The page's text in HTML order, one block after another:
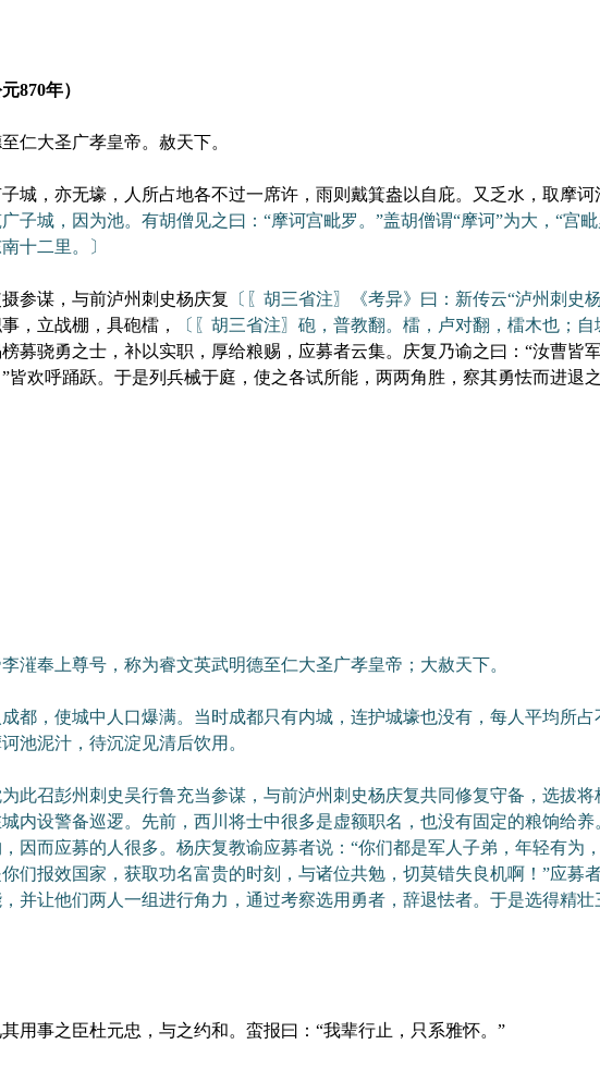
870年）
大圣广孝皇帝。赦天下。
，亦无壕，人所占地各不过一席许，雨则戴箕盎以自庇。又乏水，取摩诃
子城，因为池。有胡僧见之曰：“摩诃宫毗罗。”盖胡僧谓“摩诃”为大，“宫
十二里。〕
参谋，与前泸州刺史杨庆复
〔〖胡三省注〗《考异》曰：新传云“泸州刺史
，立战棚，具砲檑， 〔〖胡三省注〗砲，普教翻。檑，卢对翻，檑木也；自
募骁勇之士，补以实职，厚给粮赐，应募者云集。庆复乃谕之曰：“汝曹皆
欢呼踊跃。于是列兵械于庭，使之各试所能，两两角胜，察其勇怯而进退
奉上尊号，称为睿文英武明德至仁大圣广孝皇帝；大赦天下。
，使城中人口爆满。当时成都只有内城，连护城壕也没有，每人平均所占
池泥汁，待沉淀见清后饮用。
召彭州刺史吴行鲁充当参谋，与前泸州刺史杨庆复共同修复守备，选拔将
内设警备巡逻。先前，西川将士中很多是虚额职名，也没有固定的粮饷给
因而应募的人很多。杨庆复教谕应募者说：“你们都是军人子弟，年轻有为
们报效国家，获取功名富贵的时刻，与诸位共勉，切莫错失良机啊！”应募
并让他们两人一组进行角力，通过考察选用勇者，辞退怯者。于是选得精
事之臣杜元忠，与之约和。蛮报曰：“我辈行止，只系雅怀。”